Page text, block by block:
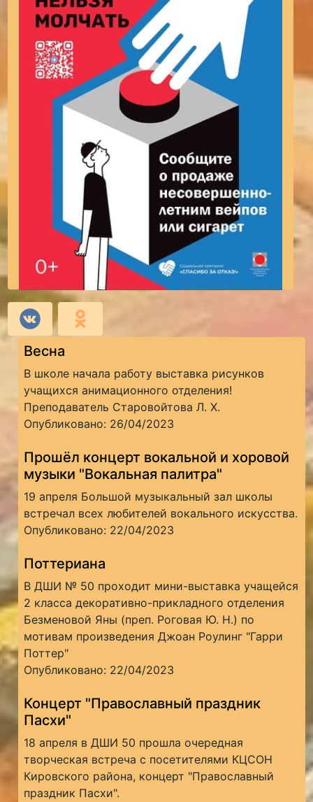
Весна
В школе начала работу выставка рисунков
учащихся анимационного отделения!
Преподаватель Старовойтова Л. Х.
Опубликовано: 26/04/2023
Прошёл концерт вокальной и хоровой
музыки "Вокальная палитра"
19 апреля Большой музыкальный зал школы
встречал всех любителей вокального искусства.
Опубликовано: 22/04/2023
Поттериана
В ДШИ № 50 проходит мини-выставка учащейся
2 класса декоративно-прикладного отделения
Безменовой Яны (преп. Роговая Ю. Н.) по
мотивам произведения Джоан Роулинг "Гарри
Поттер"
Опубликовано: 22/04/2023
Концерт "Православный праздник
Пасхи"
18 апреля в ДШИ 50 прошла очередная
творческая встреча с посетителями КЦСОН
Кировского района, концерт "Православный
праздник Пасхи".